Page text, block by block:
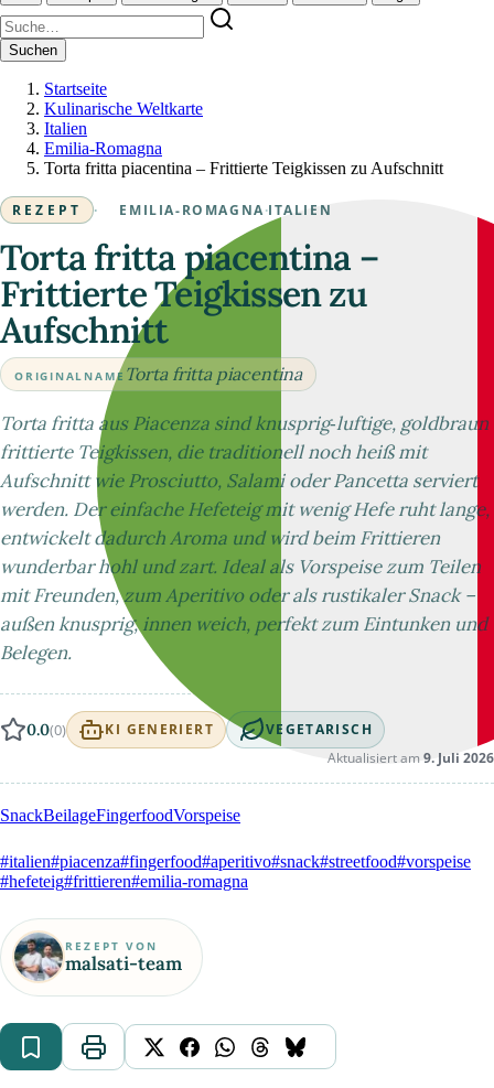
Suchen
Startseite
Kulinarische Weltkarte
Italien
Emilia-Romagna
Torta fritta piacentina – Frittierte Teigkissen zu Aufschnitt
REZEPT · EMILIA-ROMAGNA ·ITALIEN
Torta fritta piacentina –
Frittierte Teigkissen zu
Aufschnitt
ORIGINALNAME Torta fritta piacentina
Torta fritta aus Piacenza sind knusprig‑luftige, goldbraun
frittierte Teigkissen, die traditionell noch heiß mit
Aufschnitt wie Prosciutto, Salami oder Pancetta serviert
werden. Der einfache Hefeteig mit wenig Hefe ruht lange,
entwickelt dadurch Aroma und wird beim Frittieren
wunderbar hohl und zart. Ideal als Vorspeise zum Teilen
mit Freunden, zum Aperitivo oder als rustikaler Snack –
außen knusprig, innen weich, perfekt zum Eintunken und
Belegen.
0.0(0) KI GENERIERT VEGETARISCH
Aktualisiert am 9. Juli 2026
SnackBeilageFingerfoodVorspeise
#italien#piacenza#fingerfood#aperitivo#snack#streetfood#vorspeise
#hefeteig#frittieren#emilia-romagna
REZEPT VON
malsati-team